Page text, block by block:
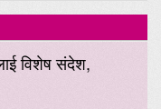
विशेष संदेश,